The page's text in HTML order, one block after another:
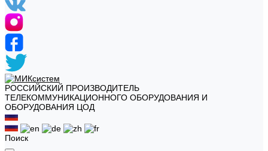
РОССИЙСКИЙ ПРОИЗВОДИТЕЛЬ
ТЕЛЕКОММУНИКАЦИОННОГО ОБОРУДОВАНИЯ И
ОБОРУДОВАНИЯ ЦОД
Поиск